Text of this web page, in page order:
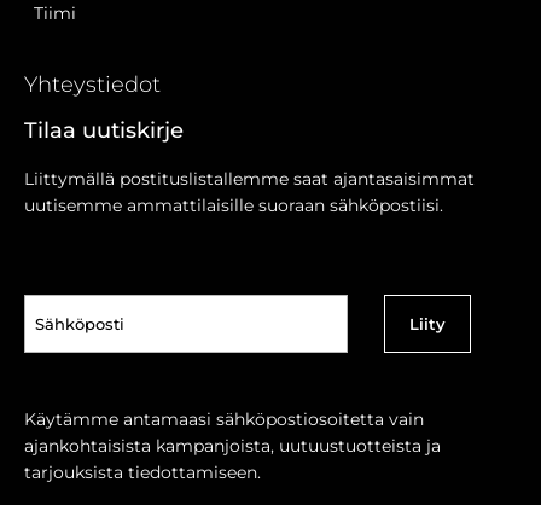
Tiimi
Yhteystiedot
Tilaa uutiskirje
Liittymällä postituslistallemme saat ajantasaisimmat
uutisemme ammattilaisille suoraan sähköpostiisi.
(Pakollinen)
Käytämme antamaasi sähköpostiosoitetta vain
ajankohtaisista kampanjoista, uutuustuotteista ja
tarjouksista tiedottamiseen.